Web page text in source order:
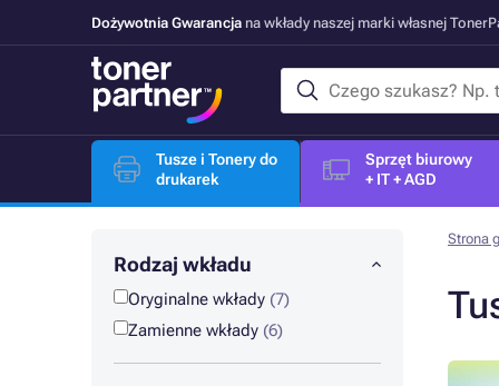
Dożywotnia Gwarancja na wkłady naszej marki własnej
Tusze i Tonery do
drukarek
Sprzęt biurowy
+ IT + AGD
Rodzaj wkładu
Oryginalne wkłady (7)
Zamienne wkłady (6)
Strona